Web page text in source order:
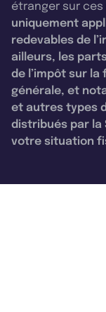
étranger sur ces
uniquement
redevables de
ailleurs, les
de l’impôt sur
générale, et
et autres types
distribués par la
votre situation